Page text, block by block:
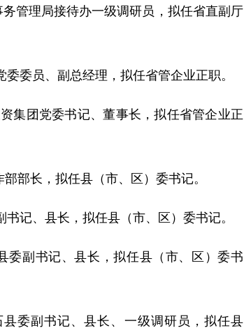
管理局接待办一级调研员，拟任省直副厅
委员、副总经理，拟任省管企业正职。
团党委书记、董事长，拟任省管企业正
长，拟任县（市、区）委书记。
记、县长，拟任县（市、区）委书记。
副书记、县长，拟任县（市、区）委书
委副书记、县长、一级调研员，拟任县